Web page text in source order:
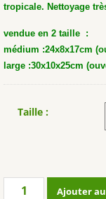
tropicale. Nettoyage
vendue en 2 taille :
médium :24x8x17cm
large :30x10x25cm
Taille :
quantité
Ajouter